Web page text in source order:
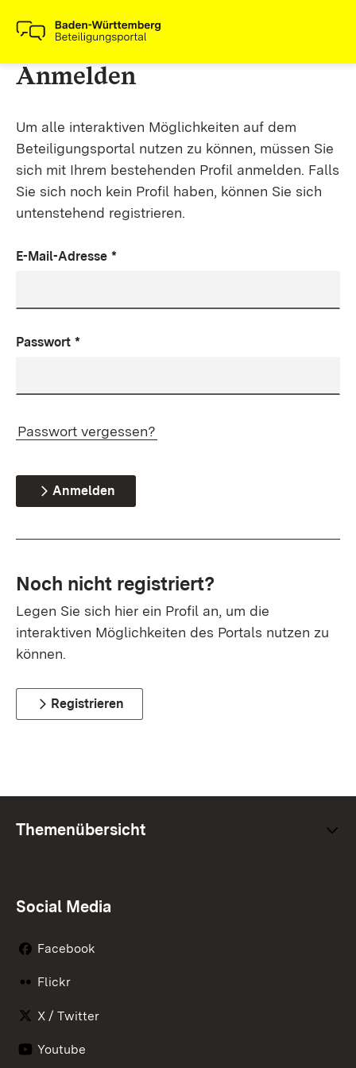
Anmelden
Um alle interaktiven Möglichkeiten auf dem
Beteiligungsportal nutzen zu können, müssen Sie
sich mit Ihrem bestehenden Profil anmelden. Falls
Sie sich noch kein Profil haben, können Sie sich
untenstehend registrieren.
E-Mail-Adresse *
Passwort *
Passwort vergessen?
Anmelden
Noch nicht registriert?
Legen Sie sich hier ein Profil an, um die
interaktiven Möglichkeiten des Portals nutzen zu
können.
Registrieren
Themenübersicht
Social Media
Facebook
Flickr
X / Twitter
Youtube